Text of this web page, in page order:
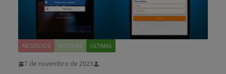
NEGÓCIOS NOTÍCIAS ÚLTIMAS
7 de novembro de 2023